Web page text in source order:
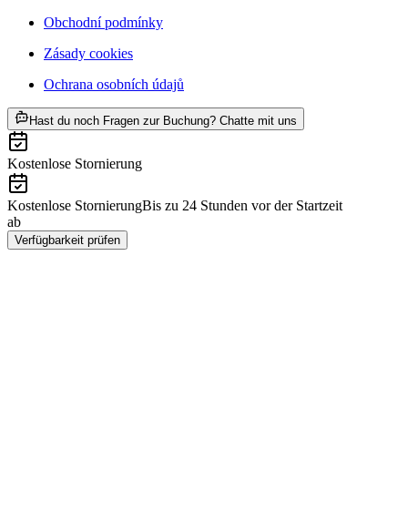
Obchodní podmínky
Zásady cookies
Ochrana osobních údajů
Hast du noch Fragen zur Buchung? Chatte mit uns
Kostenlose Stornierung
Kostenlose StornierungBis zu 24 Stunden vor der Startzeit
ab
Verfügbarkeit prüfen